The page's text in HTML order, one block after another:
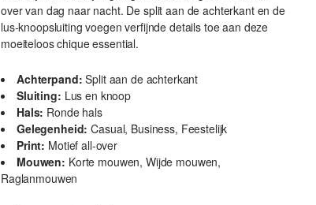
over van dag naar nacht. De split aan de achterkant en de
lus-knoopsluiting voegen verfijnde details toe aan deze
moeiteloos chique essential.
Achterpand: Split aan de achterkant
Sluiting: Lus en knoop
Hals: Ronde hals
Gelegenheid: Casual, Business, Feestelijk
Print: Motief all-over
Mouwen: Korte mouwen, Wijde mouwen,
Raglanmouwen